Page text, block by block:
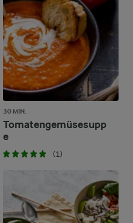
30 MIN.
Tomatengemüsesupp
e
(1)